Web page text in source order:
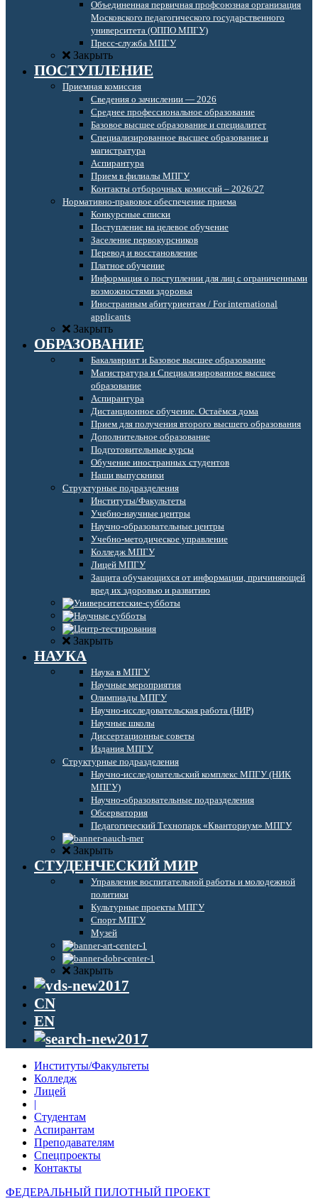
Объединенная первичная профсоюзная организация
Московского педагогического государственного
университета (ОППО МПГУ)
Пресс-служба МПГУ
Закрыть
ПОСТУПЛЕНИЕ
Приемная комиссия
Сведения о зачислении — 2026
Среднее профессиональное образование
Базовое высшее образование и специалитет
Специализированное высшее образование и
магистратура
Аспирантура
Прием в филиалы МПГУ
Контакты отборочных комиссий – 2026/27
Нормативно-правовое обеспечение приема
Конкурсные списки
Поступление на целевое обучение
Заселение первокурсников
Перевод и восстановление
Платное обучение
Информация о поступлении для лиц с ограниченными
возможностями здоровья
Иностранным абитуриентам / For international
applicants
Закрыть
ОБРАЗОВАНИЕ
Бакалавриат и Базовое высшее образование
Магистратура и Специализированное высшее
образование
Аспирантура
Дистанционное обучение. Остаёмся дома
Прием для получения второго высшего образования
Дополнительное образование
Подготовительные курсы
Обучение иностранных студентов
Наши выпускники
Структурные подразделения
Институты/Факультеты
Учебно-научные центры
Научно-образовательные центры
Учебно-методическое управление
Колледж МПГУ
Лицей МПГУ
Защита обучающихся от информации, причиняющей
вред их здоровью и развитию
Закрыть
НАУКА
Наука в МПГУ
Научные мероприятия
Олимпиады МПГУ
Научно-исследовательская работа (НИР)
Научные школы
Диссертационные советы
Издания МПГУ
Структурные подразделения
Научно-исследовательский комплекс МПГУ (НИК
МПГУ)
Научно-образовательные подразделения
Обсерватория
Педагогический Технопарк «Кванториум» МПГУ
Закрыть
СТУДЕНЧЕСКИЙ МИР
Управление воспитательной работы и молодежной
политики
Культурные проекты МПГУ
Спорт МПГУ
Музей
Закрыть
CN
EN
Институты/Факультеты
Колледж
Лицей
|
Студентам
Аспирантам
Преподавателям
Спецпроекты
Контакты
ФЕДЕРАЛЬНЫЙ ПИЛОТНЫЙ ПРОЕКТ